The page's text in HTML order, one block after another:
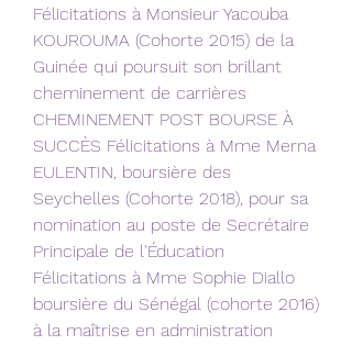
Félicitations à Monsieur Yacouba
KOUROUMA (Cohorte 2015) de la
Guinée qui poursuit son brillant
cheminement de carrières
CHEMINEMENT POST BOURSE À
SUCCÈS Félicitations à Mme Merna
EULENTIN, boursière des
Seychelles (Cohorte 2018), pour sa
nomination au poste de Secrétaire
Principale de l'Éducation
Félicitations à Mme Sophie Diallo
boursière du Sénégal (cohorte 2016)
à la maîtrise en administration